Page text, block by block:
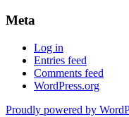
Meta
Log in
Entries feed
Comments feed
WordPress.org
Proudly powered by